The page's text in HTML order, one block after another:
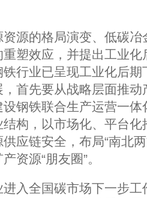
源的格局演变、低碳
塑效应，并提出工业
行业已呈现工业化后
首先要从战略层面推
钢铁联合生产运营一
构，以市场化、平台
应链安全，布局“南北
资源“朋友圈”。
入全国碳市场下一步